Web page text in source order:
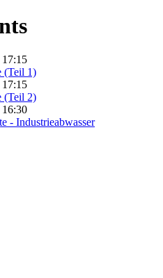
(Teil 1)
(Teil 2)
- Industrieabwasser